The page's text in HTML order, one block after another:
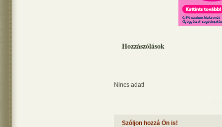
Hozzászólások
Nincs adat!
Szóljon hozzá Ön is!